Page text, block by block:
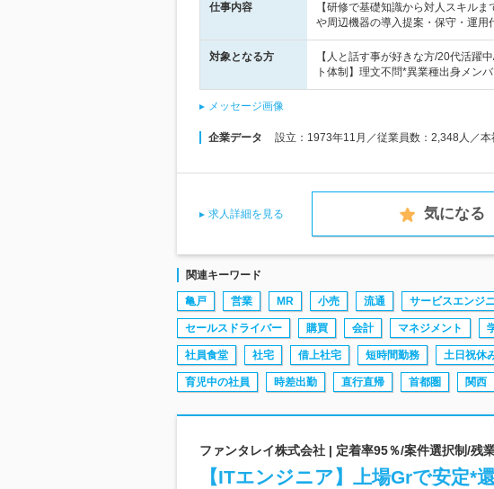
仕事内容
【研修で基礎知識から対人スキル
や周辺機器の導入提案・保守・運用
対象となる方
【人と話す事が好きな方/20代活躍
ト体制】理文不問*異業種出身メン
メッセージ画像
企業データ 設立：1973年11月／従業員数：2,348人／
求人詳細を見る 気になる
関連キーワード
亀戸 営業 MR 小売 流通 サービスエンジ
セールスドライバー 購買 会計 マネジメント
社員食堂 社宅 借上社宅 短時間勤務 土日祝休
育児中の社員 時差出勤 直行直帰 首都圏 関西
ファンタレイ株式会社 | 定着率95％/案件選択制/残
【ITエンジニア】上場Grで安定*